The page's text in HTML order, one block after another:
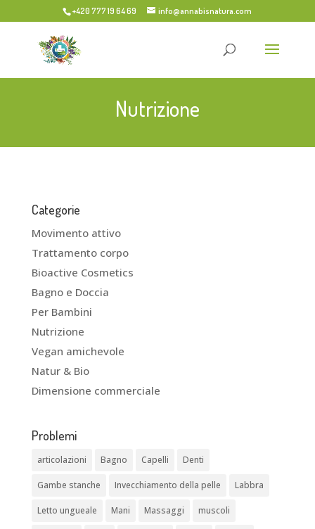
+420 777 19 64 69 info@annabisnatura.com
Nutrizione
Categorie
Movimento attivo
Trattamento corpo
Bioactive Cosmetics
Bagno e Doccia
Per Bambini
Nutrizione
Vegan amichevole
Natur & Bio
Dimensione commerciale
Problemi
articolazioni Bagno Capelli Denti
Gambe stanche Invecchiamento della pelle Labbra
Letto ungueale Mani Massaggi muscoli